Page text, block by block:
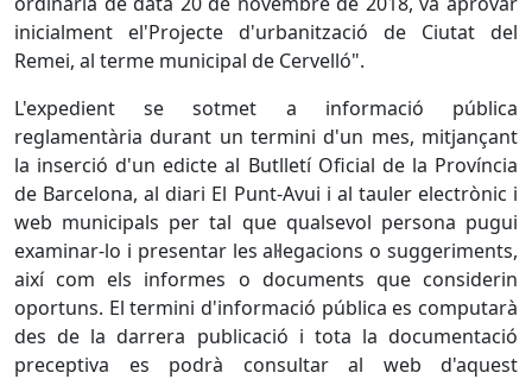
inicialment el'Projecte d'urbanització de Ciutat del
Remei, al terme municipal de Cervelló".
L'expedient se sotmet a informació pública
reglamentària durant un termini d'un mes, mitjançant
la inserció d'un edicte al Butlletí Oficial de la Província
de Barcelona, al diari El Punt-Avui i al tauler electrònic i
web municipals per tal que qualsevol persona pugui
examinar-lo i presentar les al·legacions o suggeriments,
així com els informes o documents que considerin
oportuns. El termini d'informació pública es computarà
des de la darrera publicació i tota la documentació
preceptiva es podrà consultar al web d'aquest